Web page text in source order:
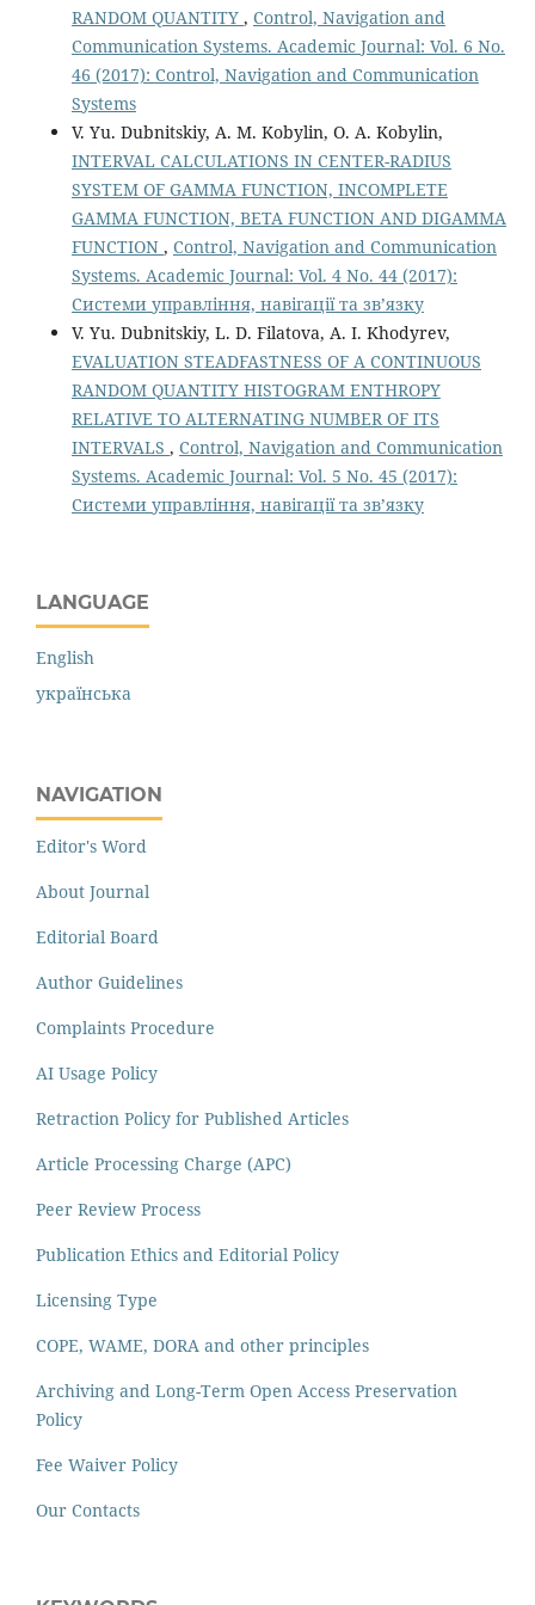
RANDOM QUANTITY , Control, Navigation and
Communication Systems. Academic Journal: Vol. 6 No.
46 (2017): Control, Navigation and Communication
Systems
V. Yu. Dubnitskiy, A. M. Kobylin, O. A. Kobylin,
INTERVAL CALCULATIONS IN CENTER-RADIUS
SYSTEM OF GAMMA FUNCTION, INCOMPLETE
GAMMA FUNCTION, BETA FUNCTION AND DIGAMMA
FUNCTION , Control, Navigation and Communication
Systems. Academic Journal: Vol. 4 No. 44 (2017):
Системи управління, навігації та зв’язку
V. Yu. Dubnitskiy, L. D. Filatova, A. I. Khodyrev,
EVALUATION STEADFASTNESS OF A CONTINUOUS
RANDOM QUANTITY HISTOGRAM ENTHROPY
RELATIVE TO ALTERNATING NUMBER OF ITS
INTERVALS , Control, Navigation and Communication
Systems. Academic Journal: Vol. 5 No. 45 (2017):
Системи управління, навігації та зв’язку
LANGUAGE
English
українська
NAVIGATION
Editor's Word
About Journal
Editorial Board
Author Guidelines
Complaints Procedure
AI Usage Policy
Retraction Policy for Published Articles
Article Processing Charge (APC)
Peer Review Process
Publication Ethics and Editorial Policy
Licensing Type
COPE, WAME, DORA and other principles
Archiving and Long-Term Open Access Preservation
Policy
Fee Waiver Policy
Our Contacts